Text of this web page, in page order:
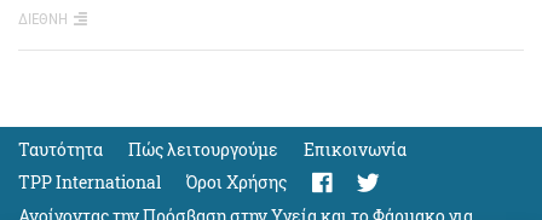
ΔΙΕΘΝΗ
Ταυτότητα Πώς λειτουργούμε
Eπικοινωνία
TPP International
Όροι Χρήσης